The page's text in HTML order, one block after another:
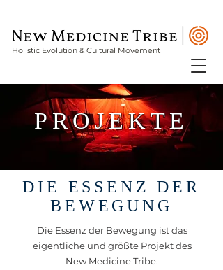
Holistic Evolution & Cultural Movement
PROJEKTE
DIE ESSENZ DER
BEWEGUNG
Die Essenz der Bewegung ist das
eigentliche und größte Projekt des
New Medicine Tribe.